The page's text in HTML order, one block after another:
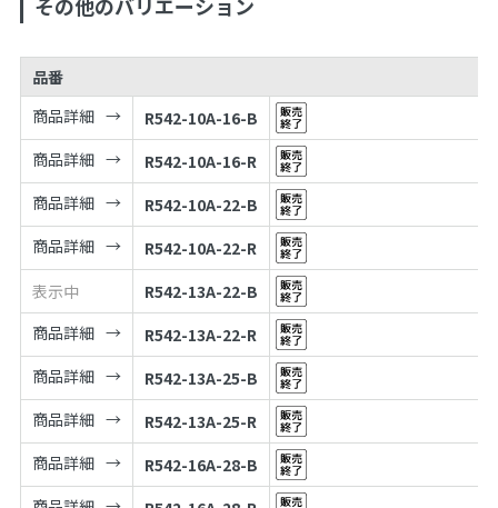
品番
商品詳細
R542-10A-16-B
商品詳細
R542-10A-16-R
商品詳細
R542-10A-22-B
商品詳細
R542-10A-22-R
表示中
R542-13A-22-B
商品詳細
R542-13A-22-R
商品詳細
R542-13A-25-B
商品詳細
R542-13A-25-R
商品詳細
R542-16A-28-B